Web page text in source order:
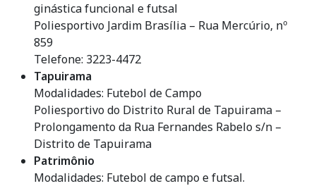
ginástica funcional e futsal
Poliesportivo Jardim Brasília – Rua Mercúrio, nº
859
Telefone: 3223-4472
Tapuirama
Modalidades: Futebol de Campo
Poliesportivo do Distrito Rural de Tapuirama –
Prolongamento da Rua Fernandes Rabelo s/n –
Distrito de Tapuirama
Patrimônio
Modalidades: Futebol de campo e futsal.